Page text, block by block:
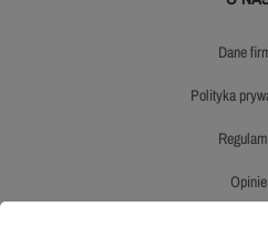
dane
polityka
opinie